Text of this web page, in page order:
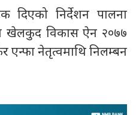
निर्देशन पालना
खेलकुद विकास ऐन २०७७
एन्फा नेतृत्वमाथि निलम्बन